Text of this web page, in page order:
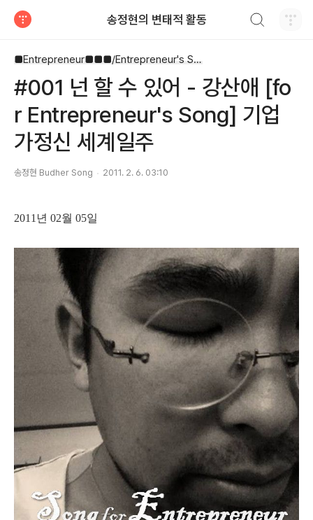
송정현의 변태적 활동
■Entrepreneur■■■/Entrepreneur's Song
#001 넌 할 수 있어 - 강산애 [fo
r Entrepreneur's Song] 기업
가정신 세계일주
송정현 Budher Song 2011. 2. 6. 03:10
2011년 02월 05일